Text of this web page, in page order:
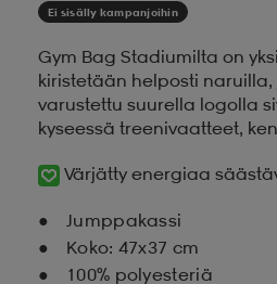
Ei sisälly kampanjoihin
Gym Bag Stadiumilta on
kiristetään helposti
varustettu suurella logolla
kyseessä treenivaatteet,
Värjätty energiaa
Jumppakassi
Koko: 47x37 cm
100% polyesteriä